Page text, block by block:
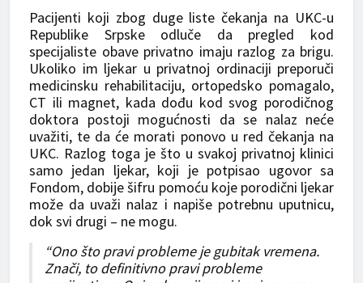
Pacijenti koji zbog duge liste čekanja na UKC-u
Republike Srpske odluče da pregled kod
specijaliste obave privatno imaju razlog za brigu.
Ukoliko im ljekar u privatnoj ordinaciji preporuči
medicinsku rehabilitaciju, ortopedsko pomagalo,
CT ili magnet, kada dođu kod svog porodičnog
doktora postoji mogućnosti da se nalaz neće
uvažiti, te da će morati ponovo u red čekanja na
UKC. Razlog toga je što u svakoj privatnoj klinici
samo jedan ljekar, koji je potpisao ugovor sa
Fondom, dobije šifru pomoću koje porodični ljekar
može da uvaži nalaz i napiše potrebnu uputnicu,
dok svi drugi – ne mogu.
“Ono što pravi probleme je gubitak vremena.
Znači, to definitivno pravi probleme